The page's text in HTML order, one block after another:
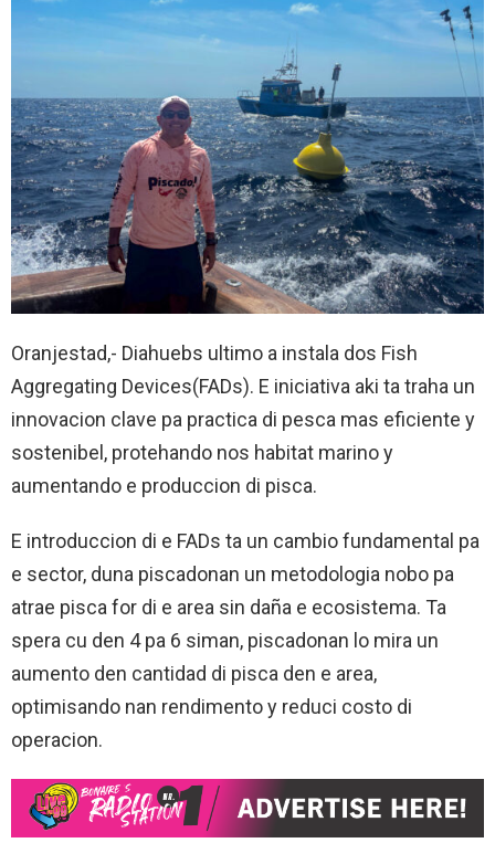
Oranjestad,- Diahuebs ultimo a instala dos Fish
Aggregating Devices(FADs). E iniciativa aki ta traha un
innovacion clave pa practica di pesca mas eficiente y
sostenibel, protehando nos habitat marino y
aumentando e produccion di pisca.
E introduccion di e FADs ta un cambio fundamental pa
e sector, duna piscadonan un metodologia nobo pa
atrae pisca for di e area sin daña e ecosistema. Ta
spera cu den 4 pa 6 siman, piscadonan lo mira un
aumento den cantidad di pisca den e area,
optimisando nan rendimento y reduci costo di
operacion.